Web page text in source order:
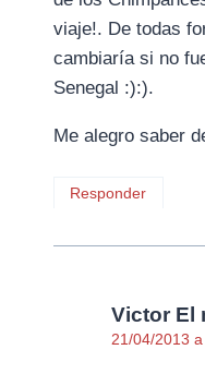
viaje!. De todas
cambiaría si no
Senegal :):).
Me alegro saber
Responder
Victor El
21/04/2013